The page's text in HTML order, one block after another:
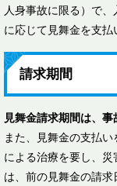
人身事故に限る）で
に応じて見舞金を支払
請求期間
見舞金請求期間は、事
また、見舞金の支払
による治療を要し、
は、前の見舞金の請